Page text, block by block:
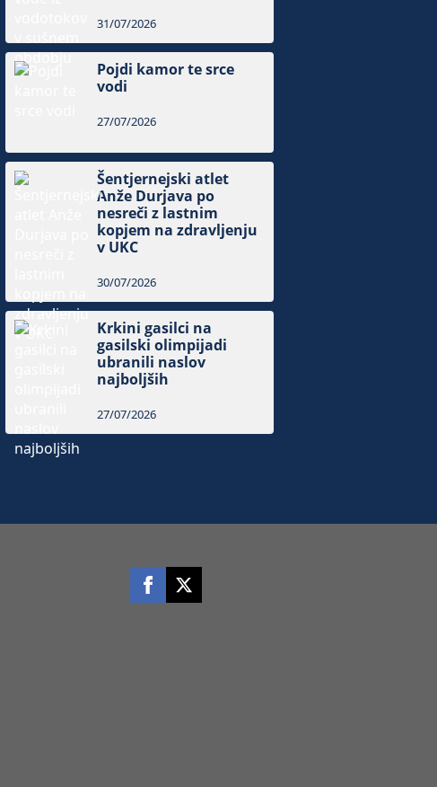
31/07/2026
Pojdi kamor te srce
vodi
27/07/2026
Šentjernejski atlet
Anže Durjava po
nesreči z lastnim
kopjem na zdravljenju
v UKC
30/07/2026
Krkini gasilci na
gasilski olimpijadi
ubranili naslov
najboljših
27/07/2026